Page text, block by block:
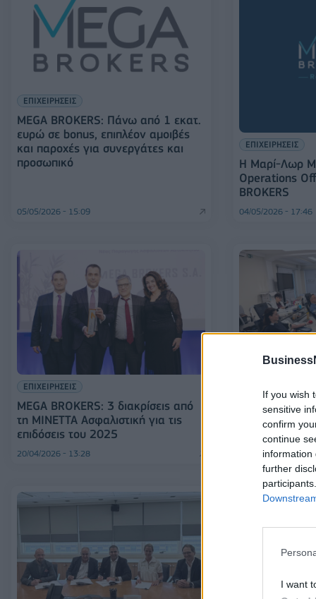
If you wish
sensitive
confirm
continue
information
further
I want
ΕΠΙΧΕΙΡΗΣΕΙΣ
MEGA BROKERS: Πάνω από 1 εκατ.
ευρώ σε bonus, επιπλέον αμοιβές
και παροχές για συνεργάτες και
προσωπικό
05/05/2026 - 15:09
ΕΠΙΧΕΙΡΗΣΕΙΣ
Η Μαρί-Λωρ
Operations
BROKERS
04/05/2026 - 17:46
ΕΠΙΧΕΙΡΗΣΕΙΣ
MEGA BROKERS: 3 διακρίσεις από
τη MINETTA Ασφαλιστική για τις
επιδόσεις του 2025
20/04/2026 - 13:28
MEGA
Αιμοδοσία
06/04/2026 - 16:46